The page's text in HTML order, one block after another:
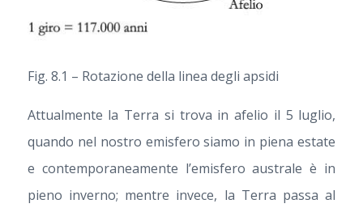
Fig. 8.1 – Rotazione della linea degli apsidi
Attualmente la Terra si trova in afelio il 5 luglio,
quando nel nostro emisfero siamo in piena estate
e contemporaneamente l’emisfero australe è in
pieno inverno; mentre invece, la Terra passa al